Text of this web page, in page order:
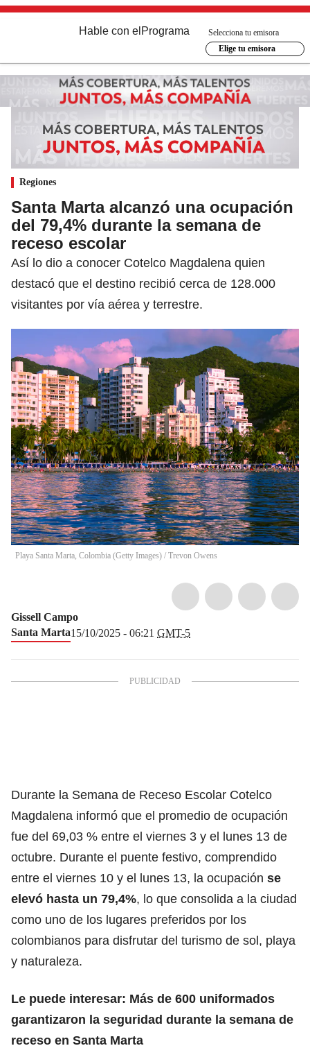
Hable con el Programa
Selecciona tu emisora
Elige tu emisora
Regiones
Santa Marta alcanzó una ocupación
del 79,4% durante la semana de
receso escolar
Así lo dio a conocer Cotelco Magdalena quien
destacó que el destino recibió cerca de 128.000
visitantes por vía aérea y terrestre.
Playa Santa Marta, Colombia (Getty Images) / Trevon Owens
Gissell Campo
Santa Marta15/10/2025 - 06:21 GMT-5
Durante la Semana de Receso Escolar Cotelco
Magdalena informó que el promedio de ocupación
fue del 69,03 % entre el viernes 3 y el lunes 13 de
octubre. Durante el puente festivo, comprendido
entre el viernes 10 y el lunes 13, la ocupación se
elevó hasta un 79,4%, lo que consolida a la ciudad
como uno de los lugares preferidos por los
colombianos para disfrutar del turismo de sol, playa
y naturaleza.
Le puede interesar: Más de 600 uniformados
garantizaron la seguridad durante la semana de
receso en Santa Marta